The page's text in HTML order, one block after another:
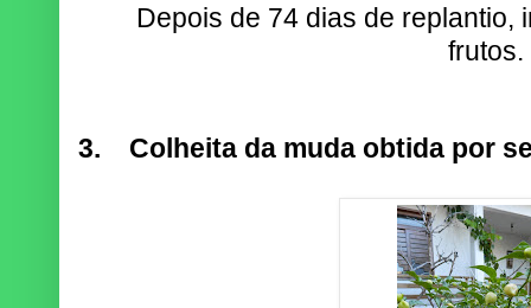
Depois de 74 dias de replantio,
frutos.
3. Colheita da muda obtida por